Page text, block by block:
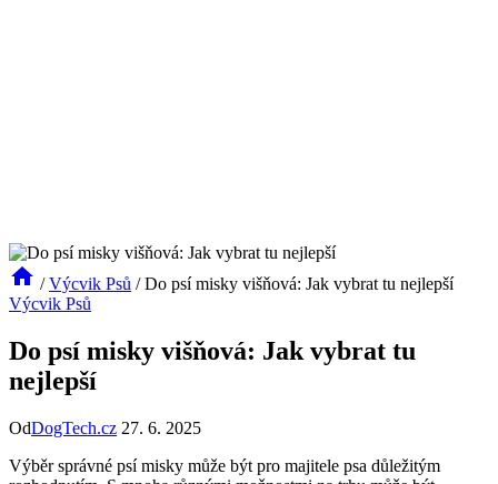
/ Výcvik Psů / Do psí misky višňová: Jak vybrat tu nejlepší
Výcvik Psů
Do psí misky višňová: Jak vybrat tu
nejlepší
OdDogTech.cz 27. 6. 2025
Výběr správné psí misky může být pro majitele psa důležitým